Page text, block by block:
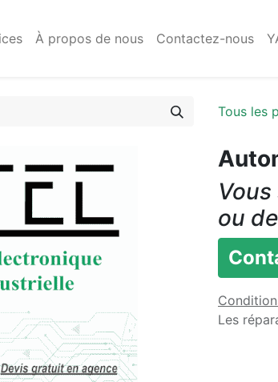
À propos de nous Contactez-nous
Tous les
ou
Les